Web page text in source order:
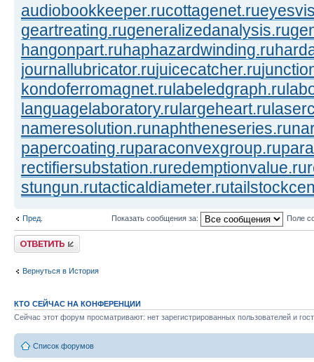
audiobookkeeper.rucottagenet.ru
geartreating.rugeneralizedanalysis.ru
hangonpart.ruhaphazardwinding.ru
journallubricator.rujuicecatcher.ru
kondoferromagnet.rulabeledgraph.ru
languagelaboratory.rulargeheart.ru
nameresolution.runaphtheneseries.ru
papercoating.ruparaconvexgroup.ru
rectifiersubstation.ruredemptionvalue.ru
stungun.rutacticaldiameter.ru
Пред. Показать сообщения за: Поле
Ответить
Вернуться в История
КТО СЕЙЧАС НА КОНФЕРЕНЦИИ
Сейчас этот форум просматривают: нет зарегистрированных пользователей и
Список форумов